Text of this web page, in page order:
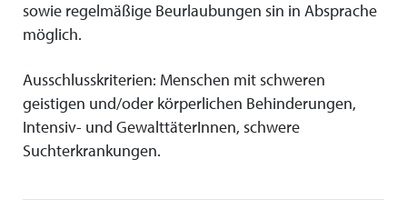
sowie regelmäßige Beurlaubungen sin in Absprache
möglich.
Ausschlusskriterien: Menschen mit schweren
geistigen und/oder körperlichen Behinderungen,
Intensiv- und GewalttäterInnen, schwere
Suchterkrankungen.